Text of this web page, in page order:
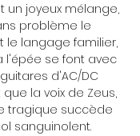
un joyeux mélange,
problème le
le langage familier,
l'épée se font avec
d'AC/DC
la voix de Zeus,
tragique succède
sanguinolent.